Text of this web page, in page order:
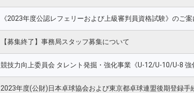
《2023年度公認レフェリーおよび上級審判員資格試験》のご
【募集終了】事務局スタッフ募集について
競技力向上委員会 タレント発掘・強化事業《U-12/U-10/U-8
2023年度(公財)日本卓球協会および東京都卓球連盟後期登録手